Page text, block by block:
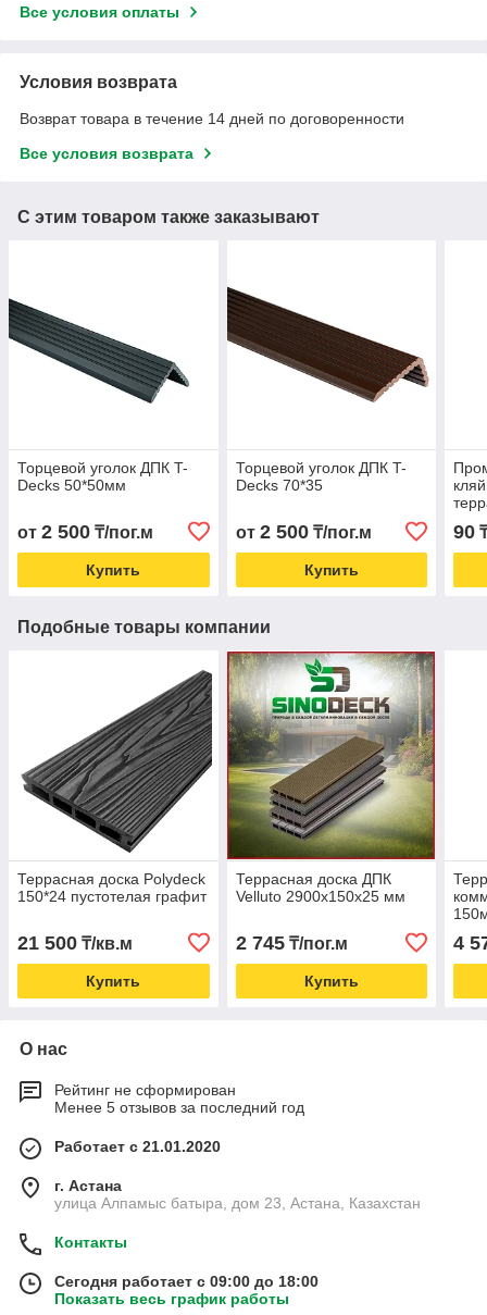
Все условия оплаты
Условия возврата
Возврат товара в течение 14 дней по договоренности
Все условия возврата
С этим товаром также заказывают
Торцевой уголок ДПК T-
Decks 50*50мм
от 2 500 ₸/пог.м
Купить
Торцевой уголок ДПК T-
Decks 70*35
от 2 500₸/пог.м
Купить
90
Подобные товары компании
Террасная доска Polydeck
150*24 пустотелая графит
21 500 ₸/кв.м
Купить
Террасная доска ДПК
Velluto 2900х150х25 мм
2 745₸/пог.м
Купить
4
О нас
Рейтинг не сформирован
Менее 5 отзывов за последний год
Работает с 21.01.2020
г. Астана
улица Алпамыс батыра, дом 23, Астана, Казахстан
Контакты
Сегодня работает с 09:00 до 18:00
Показать весь график работы